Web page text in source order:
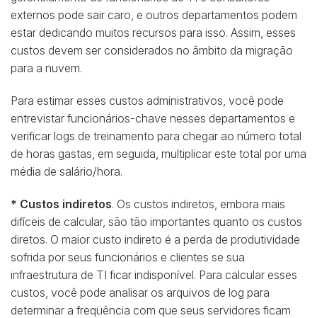
externos pode sair caro, e outros departamentos podem
estar dedicando muitos recursos para isso. Assim, esses
custos devem ser considerados no âmbito da migração
para a nuvem.
Para estimar esses custos administrativos, você pode
entrevistar funcionários-chave nesses departamentos e
verificar logs de treinamento para chegar ao número total
de horas gastas, em seguida, multiplicar este total por uma
média de salário/hora.
* Custos indiretos. Os custos indiretos, embora mais
difíceis de calcular, são tão importantes quanto os custos
diretos. O maior custo indireto é a perda de produtividade
sofrida por seus funcionários e clientes se sua
infraestrutura de TI ficar indisponível. Para calcular esses
custos, você pode analisar os arquivos de log para
determinar a freqüência com que seus servidores ficam